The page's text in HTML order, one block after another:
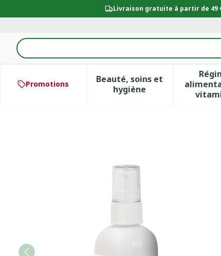
Livraison gratuite à partir de 49
Rechercher
Promotions
Beauté, soins et
hygièneAfficher le sous-
CHLORHEXIDINE SOL